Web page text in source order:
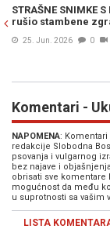
potres u Venecueli
Komentari -
NAPOMENA: Komentari
redakcije Slobodna
psovanja i vulgarnog
bez najave i
obrisati sve komentare
mogućnost da među
u suprotnosti sa
LISTA